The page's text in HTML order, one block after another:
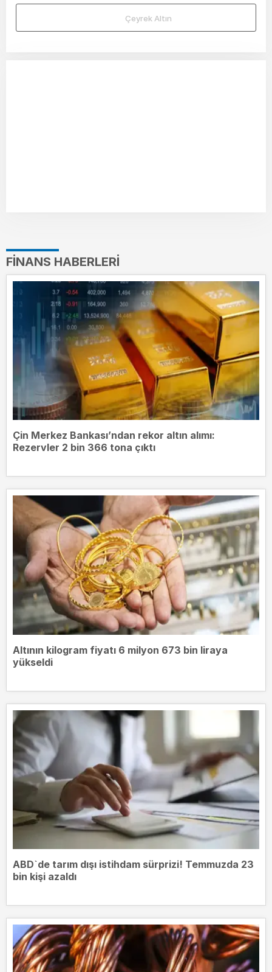
Çeyrek Altın
FINANS HABERLERI
Çin Merkez Bankası’ndan rekor altın alımı:
Rezervler 2 bin 366 tona çıktı
Altının kilogram fiyatı 6 milyon 673 bin liraya
yükseldi
ABD`de tarım dışı istihdam sürprizi! Temmuzda 23
bin kişi azaldı